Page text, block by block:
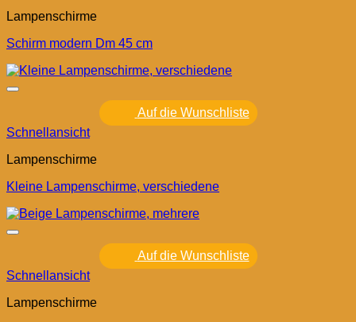
Lampenschirme
Schirm modern Dm 45 cm
Auf die Wunschliste
Schnellansicht
Lampenschirme
Kleine Lampenschirme, verschiedene
Auf die Wunschliste
Schnellansicht
Lampenschirme